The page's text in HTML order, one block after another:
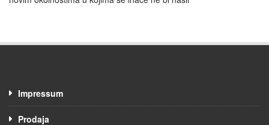
Impressum
Prodaja